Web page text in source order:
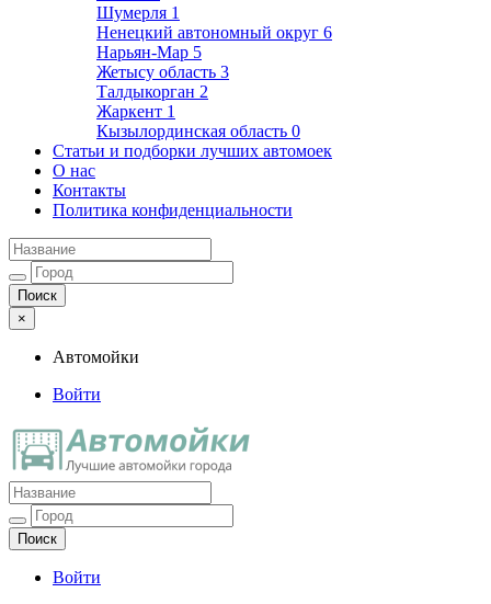
Шумерля 1
Ненецкий автономный округ 6
Нарьян-Мар 5
Жетысу область 3
Талдыкорган 2
Жаркент 1
Кызылординская область 0
Статьи и подборки лучших автомоек
О нас
Контакты
Политика конфиденциальности
×
Автомойки
Войти
Автомойки
Ещё один сайт на WordPress
Войти